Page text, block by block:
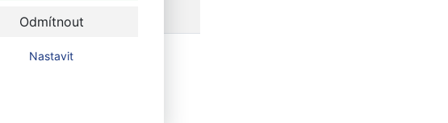
Odmítnout
Nastavit
dle složitosti
dle složitosti